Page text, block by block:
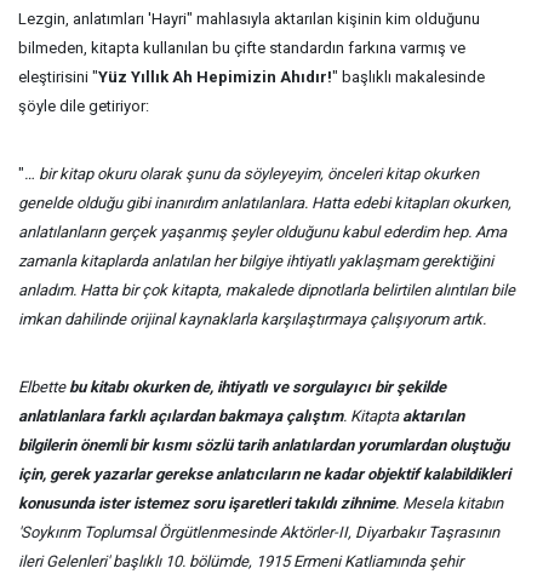
Lezgin, anlatımları 'Hayri" mahlasıyla aktarılan kişinin kim olduğunu
bilmeden, kitapta kullanılan bu çifte standardın farkına varmış ve
eleştirisini "Yüz Yıllık Ah Hepimizin Ahıdır!" başlıklı makalesinde
şöyle dile getiriyor:
"… bir kitap okuru olarak şunu da söyleyeyim, önceleri kitap okurken
genelde olduğu gibi inanırdım anlatılanlara. Hatta edebi kitapları okurken,
anlatılanların gerçek yaşanmış şeyler olduğunu kabul ederdim hep. Ama
zamanla kitaplarda anlatılan her bilgiye ihtiyatlı yaklaşmam gerektiğini
anladım. Hatta bir çok kitapta, makalede dipnotlarla belirtilen alıntıları bile
imkan dahilinde orijinal kaynaklarla karşılaştırmaya çalışıyorum artık.
Elbettebu kitabı okurken de, ihtiyatlı ve sorgulayıcı bir şekilde
anlatılanlara farklı açılardan bakmaya çalıştım. Kitaptaaktarılan
bilgilerin önemli bir kısmı sözlü tarih anlatılardan yorumlardan oluştuğu
için, gerek yazarlar gerekse anlatıcıların ne kadar objektif kalabildikleri
konusunda ister istemez soru işaretleri takıldı zihnime. Mesela kitabın
'Soykırım Toplumsal Örgütlenmesinde Aktörler-II, Diyarbakır Taşrasının
ileri Gelenleri' başlıklı 10. bölümde, 1915 Ermeni Katliamında şehir